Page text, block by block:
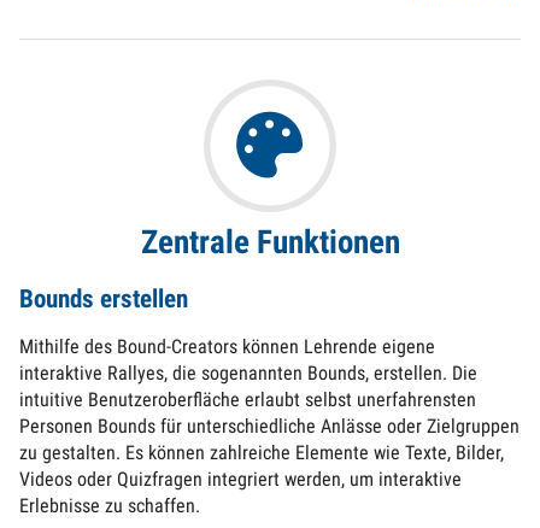
Zentrale Funktionen
Bounds erstellen
Mithilfe des Bound-Creators können Lehrende eigene
interaktive Rallyes, die sogenannten Bounds, erstellen. Die
intuitive Benutzeroberfläche erlaubt selbst unerfahrensten
Personen Bounds für unterschiedliche Anlässe oder Zielgruppen
zu gestalten. Es können zahlreiche Elemente wie Texte, Bilder,
Videos oder Quizfragen integriert werden, um interaktive
Erlebnisse zu schaffen.